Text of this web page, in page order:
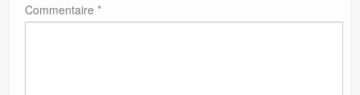
Commentaire *